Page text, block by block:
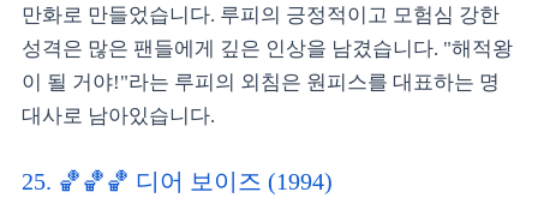
만화로 만들었습니다. 루피의 긍정적이고 모험심 강한
성격은 많은 팬들에게 깊은 인상을 남겼습니다. "해적왕
이 될 거야!"라는 루피의 외침은 원피스를 대표하는 명
대사로 남아있습니다.
25. 🏀🏀🏀 디어 보이즈 (1994)